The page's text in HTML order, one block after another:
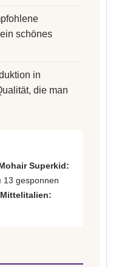
schönes
in
die man
Superkid:
13 gesponnen
Mittelitalien: